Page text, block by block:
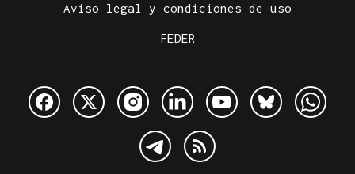
Aviso legal y condiciones de uso
FEDER